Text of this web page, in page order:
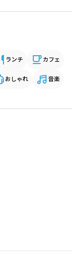
ランチ カフェ
おしゃれ 音楽